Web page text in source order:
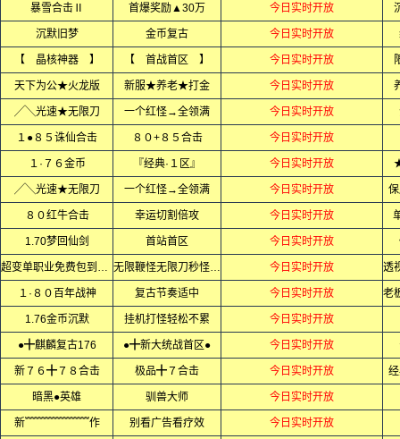
暴雪合击Ⅱ 首爆奖励▲30万 今日实时开放
沉默旧梦 金币复古 今日实时开放
【 晶核神器 】 【 首战首区 】 今日实时开放
天下为公★火龙版 新服★养老★打金 今日实时开放
╱╲光速★无限刀 一个红怪→全领满 今日实时开放
１●８５诛仙合击 ８０+８５合击 今日实时开放
１·７６金币 『经典·１区』 今日实时开放
╱╲光速★无限刀 一个红怪→全领满 今日实时开放
８０红牛合击 幸运切割倍攻 今日实时开放
1.70梦回仙剑 首站首区 今日实时开放
超变单职业免费包到终极 无限鞭怪无限刀秒怪如屠狗 今日实时开放
１·８０百年战神 复古节奏适中 今日实时开放
1.76金币沉默 挂机打怪轻松不累 今日实时开放
●╋麒麟复古176 ●╋新大统战首区● 今日实时开放
新７６╋７８合击 极品╋７合击 今日实时开放
暗黑●英雄 驯兽大师 今日实时开放
新﹌﹌﹌﹌﹌﹌作 别看广告看疗效 今日实时开放